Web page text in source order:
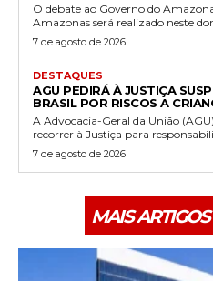
O debate ao Governo do
Amazonas será realizado neste
7 de agosto de 2026
DESTAQUES
AGU PEDIRÁ À JUSTIÇA
BRASIL POR RISCOS A
A Advocacia-Geral da União
recorrer à Justiça para
7 de agosto de 2026
MAIS